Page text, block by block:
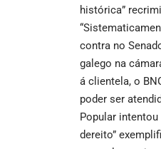
histórica”
contra no
galego na
á clientela, o
poder ser
Popular
dereito”